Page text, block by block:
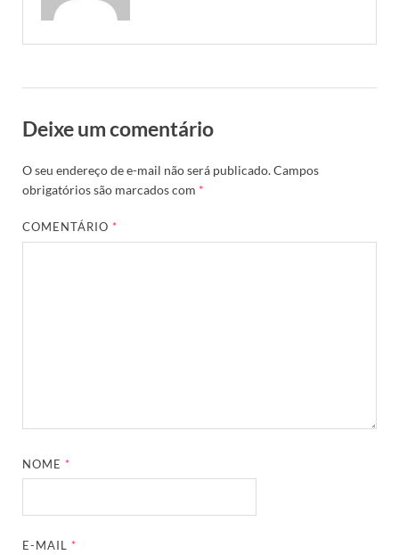
Deixe um comentário
O seu endereço de e-mail não será publicado.Campos
obrigatórios são marcados com *
COMENTÁRIO*
NOME*
E-MAIL*